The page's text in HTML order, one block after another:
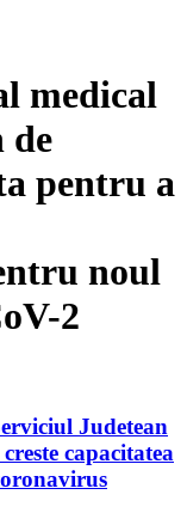
medical
de
pentru a
noul
2
Judetean
capacitatea